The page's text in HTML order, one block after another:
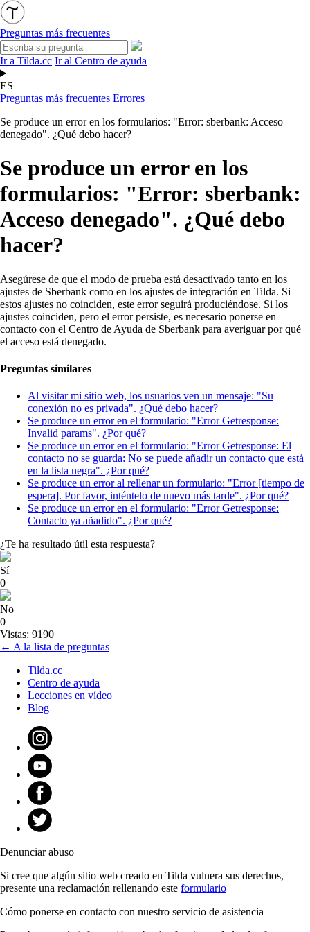
Preguntas más frecuentes
Ir a Tilda.cc Ir al Centro de ayuda
ES
Preguntas más frecuentes Errores
Se produce un error en los formularios: "Error: sberbank: Acceso
denegado". ¿Qué debo hacer?
Se produce un error en los
formularios: "Error: sberbank:
Acceso denegado". ¿Qué debo
hacer?
Asegúrese de que el modo de prueba está desactivado tanto en los
ajustes de Sberbank como en los ajustes de integración en Tilda. Si
estos ajustes no coinciden, este error seguirá produciéndose. Si los
ajustes coinciden, pero el error persiste, es necesario ponerse en
contacto con el Centro de Ayuda de Sberbank para averiguar por qué
el acceso está denegado.
Preguntas similares
Al visitar mi sitio web, los usuarios ven un mensaje: "Su
conexión no es privada". ¿Qué debo hacer?
Se produce un error en el formulario: "Error Getresponse:
Invalid params". ¿Por qué?
Se produce un error en el formulario: "Error Getresponse: El
contacto no se guarda: No se puede añadir un contacto que está
en la lista negra". ¿Por qué?
Se produce un error al rellenar un formulario: "Error [tiempo de
espera]. Por favor, inténtelo de nuevo más tarde". ¿Por qué?
Se produce un error en el formulario: "Error Getresponse:
Contacto ya añadido". ¿Por qué?
¿Te ha resultado útil esta respuesta?
Sí
0
No
0
Vistas: 9190
← A la lista de preguntas
Tilda.cc
Centro de ayuda
Lecciones en vídeo
Blog
Denunciar abuso
Si cree que algún sitio web creado en Tilda vulnera sus derechos,
presente una reclamación rellenando este formulario
Cómo ponerse en contacto con nuestro servicio de asistencia